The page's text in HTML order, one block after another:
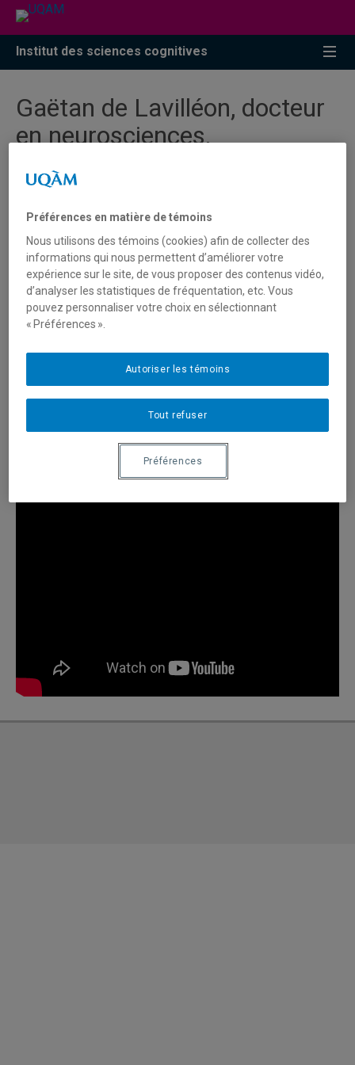
Accéder
recherche
Accéder
menu
pricipal
Accéder
zone
Institut des sciences cognitives
Gaëtan de Lavilléon, docteur
en neurosciences,
cofondateur et directeur de
Cog'X - Défis de la charge
cognitive dans un
environnement numérique
afficher les vidéos provenant de Youtube.
Préférences des témoins
Préférences en matière de témoins
Nous utilisons des témoins (cookies) afin de collecter des
informations qui nous permettent d’améliorer votre
expérience sur le site, de vous proposer des contenus vidéo,
d’analyser les statistiques de fréquentation, etc. Vous
pouvez personnaliser votre choix en sélectionnant
« Préférences ».
Tout refuser
Autoriser les témoins
Préférences